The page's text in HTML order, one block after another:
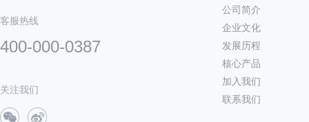
客服热线
400-000-0387
关注我们
公司简介
企业文化
发展历程
核心产品
加入我们
联系我们